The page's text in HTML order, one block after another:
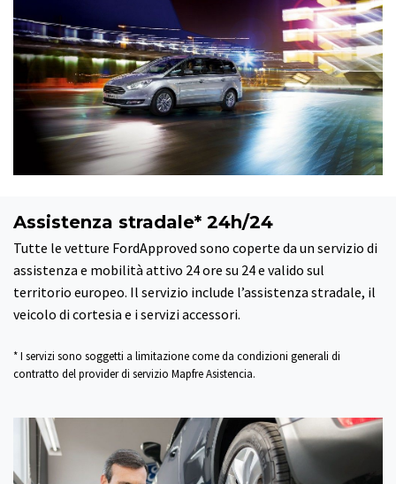
Assistenza stradale* 24h/24
Tutte le vetture FordApproved sono coperte da un servizio di
assistenza e mobilità attivo 24 ore su 24 e valido sul
territorio europeo. Il servizio include l’assistenza stradale, il
veicolo di cortesia e i servizi accessori.
* I servizi sono soggetti a limitazione come da condizioni generali di
contratto del provider di servizio Mapfre Asistencia.